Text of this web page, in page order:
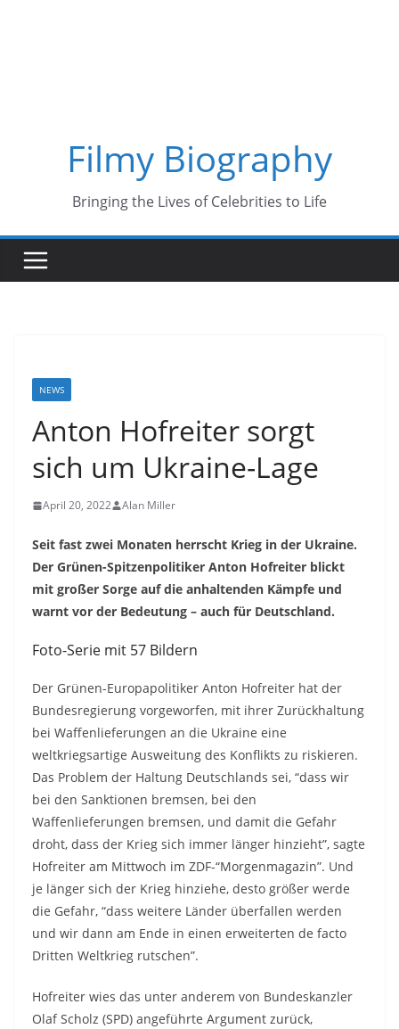
Filmy Biography
Bringing the Lives of Celebrities to Life
NEWS
Anton Hofreiter sorgt
sich um Ukraine-Lage
April 20, 2022 Alan Miller
Seit fast zwei Monaten herrscht Krieg in der Ukraine.
Der Grünen-Spitzenpolitiker Anton Hofreiter blickt
mit großer Sorge auf die anhaltenden Kämpfe und
warnt vor der Bedeutung – auch für Deutschland.
Foto-Serie mit 57 Bildern
Der Grünen-Europapolitiker Anton Hofreiter hat der
Bundesregierung vorgeworfen, mit ihrer Zurückhaltung
bei Waffenlieferungen an die Ukraine eine
weltkriegsartige Ausweitung des Konflikts zu riskieren.
Das Problem der Haltung Deutschlands sei, “dass wir
bei den Sanktionen bremsen, bei den
Waffenlieferungen bremsen, und damit die Gefahr
droht, dass der Krieg sich immer länger hinzieht”, sagte
Hofreiter am Mittwoch im ZDF-“Morgenmagazin”. Und
je länger sich der Krieg hinziehe, desto größer werde
die Gefahr, “dass weitere Länder überfallen werden
und wir dann am Ende in einen erweiterten de facto
Dritten Weltkrieg rutschen”.
Hofreiter wies das unter anderem von Bundeskanzler
Olaf Scholz (SPD) angeführte Argument zurück,